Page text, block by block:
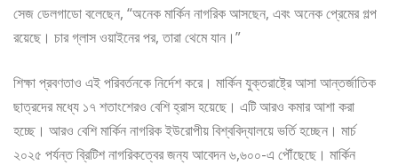
সেজ ডেলগাডো বলেছেন, “অনেক মার্কিন নাগরিক আসছেন, এবং অনেক প্রেমের গল্প
রয়েছে। চার গ্লাস ওয়াইনের পর, তারা থেমে যান।”
শিক্ষা প্রবণতাও এই পরিবর্তনকে নির্দেশ করে। মার্কিন যুক্তরাষ্ট্রে আসা আন্তর্জাতিক
ছাত্রদের মধ্যে ১৭ শতাংশেরও বেশি হ্রাস হয়েছে। এটি আরও কমার আশা করা
হচ্ছে। আরও বেশি মার্কিন নাগরিক ইউরোপীয় বিশ্ববিদ্যালয়ে ভর্তি হচ্ছেন। মার্চ
২০২৫ পর্যন্ত ব্রিটিশ নাগরিকত্বের জন্য আবেদন ৬,৬০০-এ পৌঁছেছে। মার্কিন